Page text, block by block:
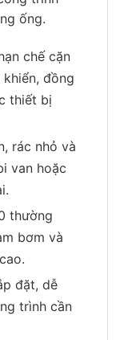
ống.
chế cặn
đồng
thiết bị
rác nhỏ và
van hoặc
thường
bơm và
đặt, dễ
trình cần